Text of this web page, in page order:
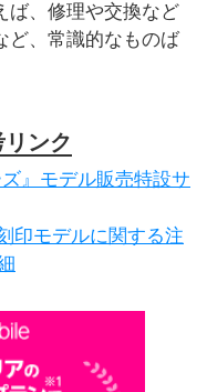
ば、修理や交換など
ど、常識的なものば
ンク
』モデル販売特設サ
印モデルに関する注